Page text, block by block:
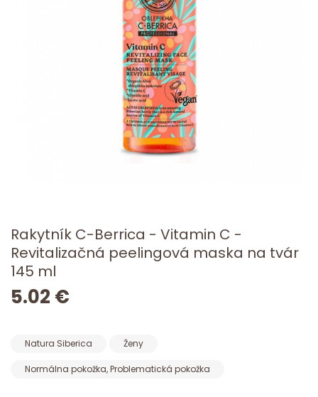
Rakytník C-Berrica - Vitamin C -
Revitalizačná peelingová maska na tvár
145 ml
5.02 €
Natura Siberica Ženy
Normálna pokožka, Problematická pokožka